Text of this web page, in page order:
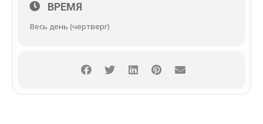
ВРЕМЯ
Весь день (чертверг)